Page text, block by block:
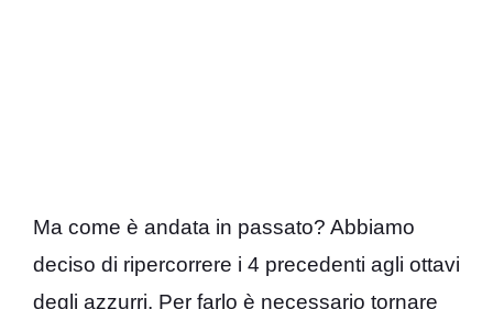
Ma come è andata in passato? Abbiamo
deciso di ripercorrere i 4 precedenti agli ottavi
degli azzurri. Per farlo è necessario tornare